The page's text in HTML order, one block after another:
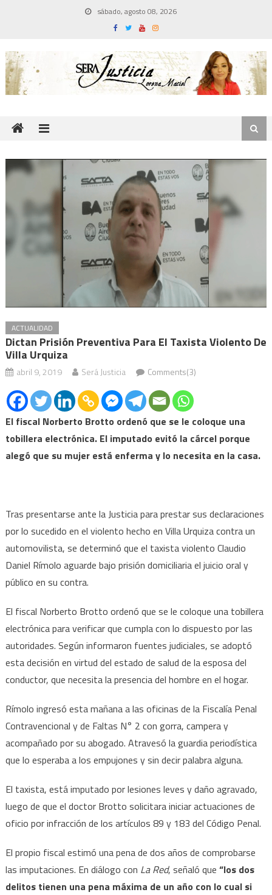
sábado, agosto 08, 2026
ACTUALIDAD
Dictan Prisión Preventiva Para El Taxista Violento De
Villa Urquiza
abril 9, 2019 Será Justicia Comments(3)
El fiscal Norberto Brotto ordenó que se le coloque una
tobillera electrónica. El imputado evitó la cárcel porque
alegó que su mujer está enferma y lo necesita en la casa.
Tras presentarse ante la Justicia para prestar sus declaraciones
por lo sucedido en el violento hecho en Villa Urquiza contra un
automovilista, se determinó que el taxista violento Claudio
Daniel Rímolo aguarde bajo prisión domiciliaria el juicio oral y
público en su contra.
El fiscal Norberto Brotto ordenó que se le coloque una tobillera
electrónica para verificar que cumpla con lo dispuesto por las
autoridades. Según informaron fuentes judiciales, se adoptó
esta decisión en virtud del estado de salud de la esposa del
conductor, que necesita la presencia del hombre en el hogar.
Rímolo ingresó esta mañana a las oficinas de la Fiscalía Penal
Contravencional y de Faltas N° 2 con gorra, campera y
acompañado por su abogado. Atravesó la guardia periodística
que lo esperaba a los empujones y sin decir palabra alguna.
El taxista, está imputado por lesiones leves y daño agravado,
luego de que el doctor Brotto solicitara iniciar actuaciones de
oficio por infracción de los artículos 89 y 183 del Código Penal.
El propio fiscal estimó una pena de dos años de comprobarse
las imputaciones. En diálogo con La Red, señaló que “los dos
delitos tienen una pena máxima de un año con lo cual si